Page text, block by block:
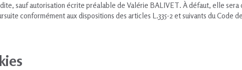
sauf autorisation écrite préalable de Valérie BALIVET. À défaut, elle sera
conformément aux dispositions des articles L.335-2 et suivants du Code